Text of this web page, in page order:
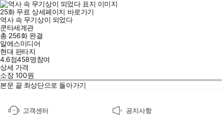
25화 무료 상세페이지 바로가기
역사 속 무기상이 되었다
쿤타세계관
총 256화 완결
알에스미디어
현대 판타지
4.6점458명참여
상세 가격
소장100원
본문 끝 최상단으로 돌아가기
고객센터 공지사항